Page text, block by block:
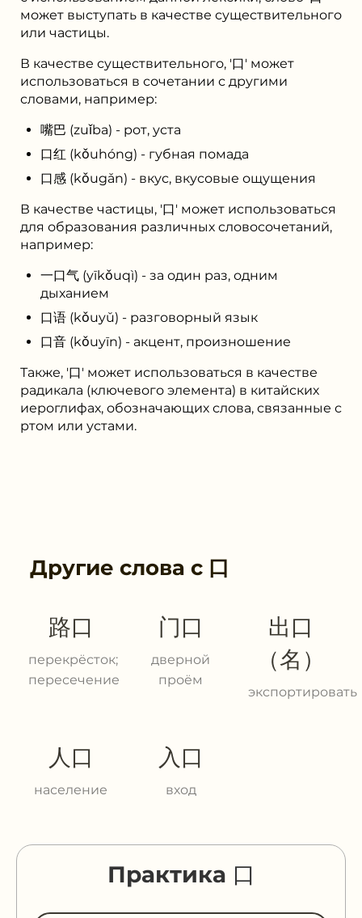
может выступать в качестве существительного
или частицы.
В качестве существительного, '口' может
использоваться в сочетании с другими
словами, например:
嘴巴 (zuǐba) - рот, уста
口红 (kǒuhóng) - губная помада
口感 (kǒugǎn) - вкус, вкусовые ощущения
В качестве частицы, '口' может использоваться
для образования различных словосочетаний,
например:
一口气 (yīkǒuqì) - за один раз, одним
дыханием
口语 (kǒuyǔ) - разговорный язык
口音 (kǒuyīn) - акцент, произношение
Также, '口' может использоваться в качестве
радикала (ключевого элемента) в китайских
иероглифах, обозначающих слова, связанные с
ртом или устами.
Другие слова с 口
路口
перекрёсток;
пересечение
门口
дверной
проём
出口
（名）
экспортировать
人口
население
入口
вход
Практика 口